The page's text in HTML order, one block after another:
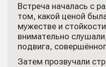
Встреча началась с
том, какой ценой
мужестве и
внимательно
подвига,
Затем прозвучали